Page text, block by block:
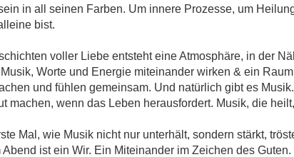
in all seinen Farben. Um innere Prozesse, um
bist.
voller Liebe entsteht eine Atmosphäre, in der
Worte und Energie miteinander wirken & ein
und fühlen gemeinsam. Und natürlich gibt es Musik.
machen, wenn das Leben herausfordert. Musik, die
Mal, wie Musik nicht nur unterhält, sondern stärkt,
ist ein Wir. Ein Miteinander im Zeichen des Guten.